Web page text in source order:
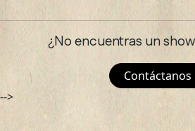
¿No encuentras un
Contáctanos
-->